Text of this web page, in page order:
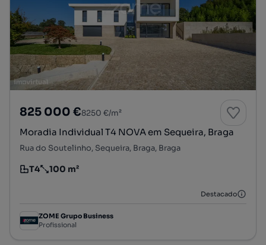
825 000 €8250 €/m²
Moradia Individual T4 NOVA em Sequeira, Braga
Rua do Soutelinho, Sequeira, Braga, Braga
Tipologia
T4
Preço por metro quadrado
100 m²
Destacado
ZOME Grupo Business
Profissional